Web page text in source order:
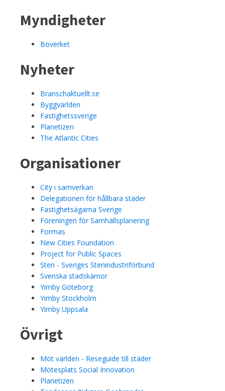
Myndigheter
Boverket
Nyheter
Branschaktuellt.se
Byggvärlden
Fastighetssverige
Planetizen
The Atlantic Cities
Organisationer
City i samverkan
Delegationen för hållbara städer
Fastighetsägarna Sverige
Föreningen för Samhällsplanering
Formas
New Cities Foundation
Project for Public Spaces
Sten - Sveriges Stenindustriförbund
Svenska stadskärnor
Yimby Göteborg
Yimby Stockholm
Yimby Uppsala
Övrigt
Möt världen - Reseguide till städer
Mötesplats Social Innovation
Planetizen